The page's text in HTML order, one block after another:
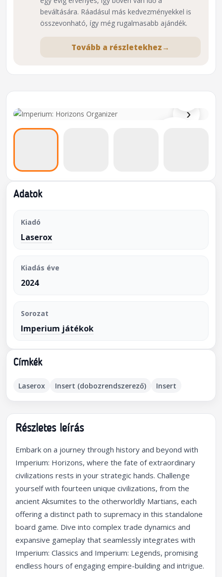
›
⌕
Adatok
Kiadó
Laserox
Kiadás éve
2024
Sorozat
Imperium játékok
Címkék
Laserox Insert (dobozrendszerező) Insert
beváltására. Ráadásul más kedvezményekkel is
összevonható, így még rugalmasabb ajándék.
Tovább a részletekhez →
Részletes leírás
Embark on a journey through history and beyond with
Imperium: Horizons, where the fate of extraordinary
civilizations rests in your strategic hands. Challenge
yourself with fourteen unique civilizations, from the
ancient Aksumites to the otherworldly Martians, each
offering a distinct path to supremacy in this standalone
board game. Dive into complex trade dynamics and
expansive gameplay that seamlessly integrates with
Imperium: Classics and Imperium: Legends, promising
endless hours of engaging empire-building and intrigue.